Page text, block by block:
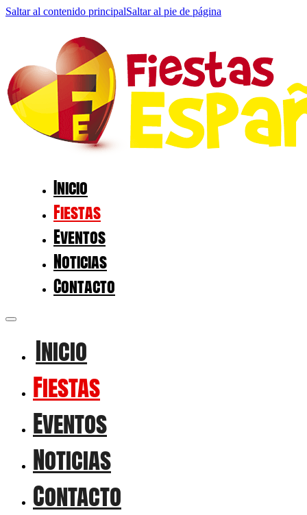
Saltar al contenido principalSaltar al pie de página
Inicio
Fiestas
Eventos
Noticias
Contacto
Inicio
Fiestas
Eventos
Noticias
Contacto